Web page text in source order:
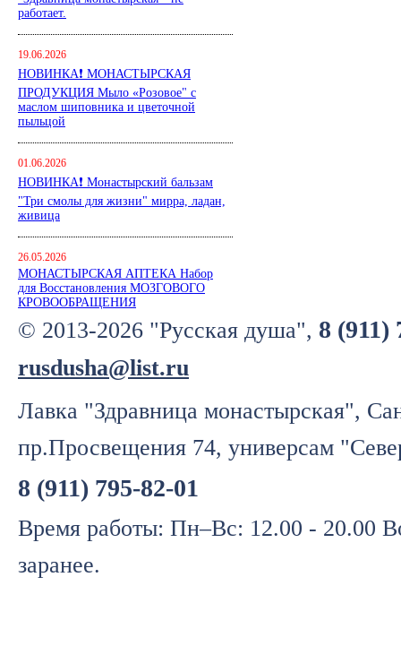
работает.
19.06.2026
НОВИНКА❗ МОНАСТЫРСКАЯ
ПРОДУКЦИЯ Мыло «Розовое" с
маслом шиповника и цветочной
пыльцой
01.06.2026
НОВИНКА❗ Монастырский бальзам
"Три смолы для жизни" мирра, ладан,
живица
26.05.2026
МОНАСТЫРСКАЯ АПТЕКА Набор
для Восстановления МОЗГОВОГО
КРОВООБРАЩЕНИЯ
© 2013-2026 "Русская душа", 8 (911)
rusdusha@list.ru
Лавка "Здравница монастырская",
пр.Просвещения 74, универсам
8 (911) 795-82-01
Время работы: Пн–Вс: 12.00 - 20.00
заранее.